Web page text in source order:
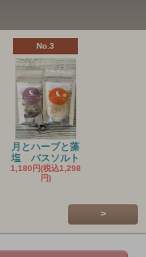
No.3
月とハーブと藻
塩 バスソルト
1,180円(税込1,298
円)
>